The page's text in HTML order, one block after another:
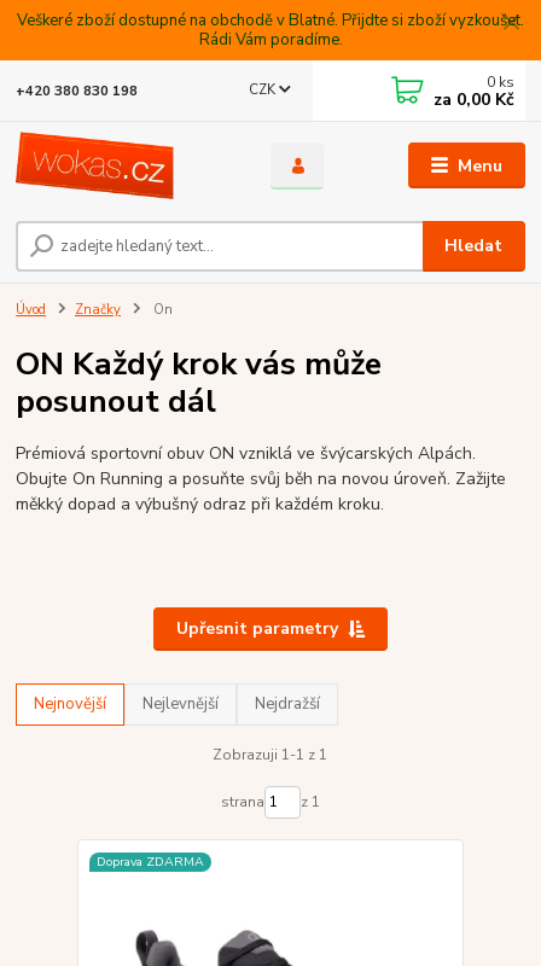
Veškeré zboží dostupné na obchodě v Blatné. Přijdte si zboží vyzkoušet.
Rádi Vám poradíme.
Menu
CZK
Hledat
+420 380 830 198 0 ks
za 0,00 Kč
Úvod Značky On
ON Každý krok vás může
posunout dál
Prémiová sportovní obuv ON vzniklá ve švýcarských Alpách.
Obujte On Running a posuňte svůj běh na novou úroveň. Zažijte
měkký dopad a výbušný odraz při každém kroku.
Upřesnit parametry
Nejnovější Nejlevnější Nejdražší
Zobrazuji 1-1 z 1
strana z 1
Doprava ZDARMA